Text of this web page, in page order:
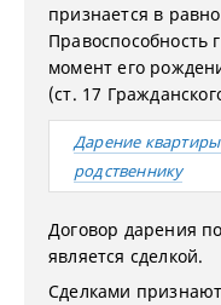
признается в
Правоспособность
момент его
(ст. 17
Дарение
родственнику
Договор дарения
является сделкой.
Сделками